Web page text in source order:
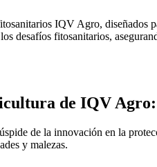
IQV Agro, diseñados
desafíos fitosanitarios,
de IQV
de la innovación en la
y malezas.